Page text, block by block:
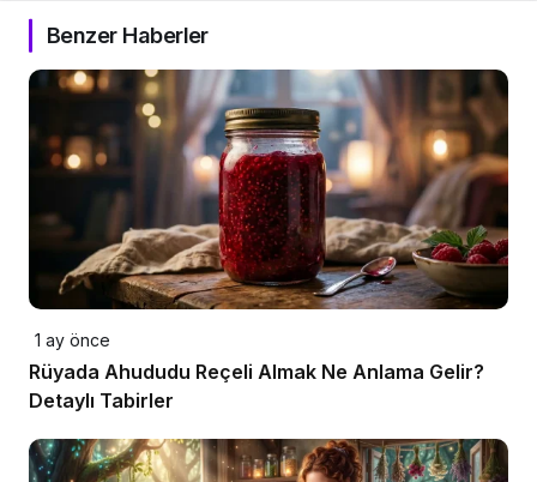
Benzer Haberler
1 ay önce
Rüyada Ahududu Reçeli Almak Ne Anlama Gelir?
Detaylı Tabirler